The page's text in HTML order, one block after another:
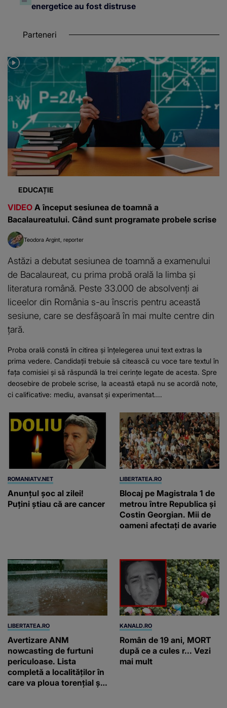
energetice au fost distruse
Parteneri
EDUCAȚIE
VIDEO A început sesiunea de toamnă a
Bacalaureatului. Când sunt programate probele scrise
Teodora Argint reporter
Astăzi a debutat sesiunea de toamnă a examenului
de Bacalaureat, cu prima probă orală la limba și
literatura română. Peste 33.000 de absolvenți ai
liceelor din România s-au înscris pentru această
sesiune, care se desfășoară în mai multe centre din
țară.
Proba orală constă în citirea și înțelegerea unui text extras la
prima vedere. Candidații trebuie să citească cu voce tare textul în
fața comisiei și să răspundă la trei cerințe legate de acesta. Spre
deosebire de probele scrise, la această etapă nu se acordă note,
ci calificative: mediu, avansat și experimentat....
ROMANIATV.NET
Anunţul şoc al zilei!
Puţini ştiau că are cancer
LIBERTATEA.RO
Blocaj pe Magistrala 1 de
metrou între Republica și
Costin Georgian. Mii de
oameni afectați de avarie
LIBERTATEA.RO
Avertizare ANM
nowcasting de furtuni
periculoase. Lista
completă a localităților în
care va ploua torențial și
KANALD.RO
Român de 19 ani, MORT
după ce a cules r... Vezi
mai mult